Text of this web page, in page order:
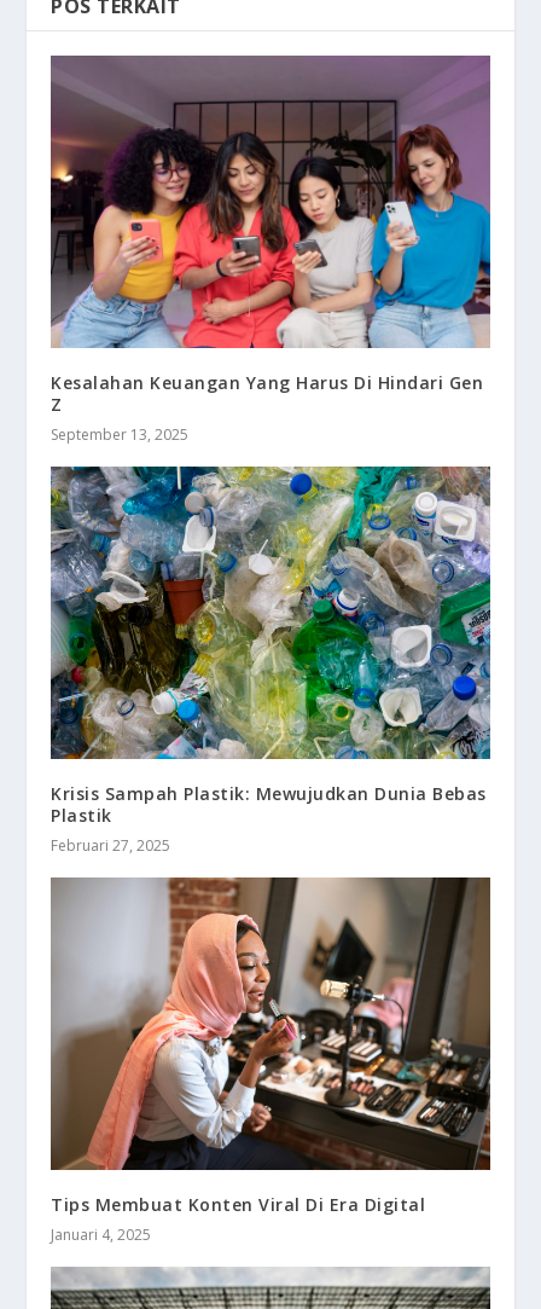
POS TERKAIT
Kesalahan Keuangan Yang Harus Di Hindari Gen
Z
September 13, 2025
Krisis Sampah Plastik: Mewujudkan Dunia Bebas
Plastik
Februari 27, 2025
Tips Membuat Konten Viral Di Era Digital
Januari 4, 2025